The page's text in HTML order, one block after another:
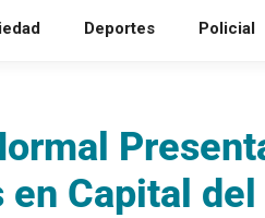
Deportes Policial
en Capital